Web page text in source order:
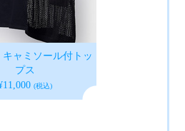
ャミソール付トッ
プス
(税込)